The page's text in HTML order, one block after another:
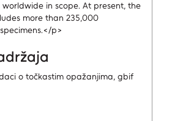
in scope. At present, the
more than 235,000
p>
o točkastim opažanjima, gbif